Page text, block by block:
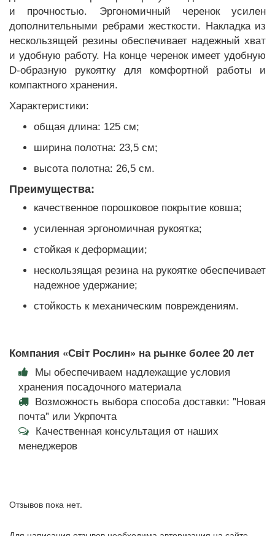
и прочностью. Эргономичный черенок усилен
дополнительными ребрами жесткости. Накладка из
нескользящей резины обеспечивает надежный хват
и удобную работу. На конце черенок имеет удобную
D-образную рукоятку для комфортной работы и
компактного хранения.
Характеристики:
общая длина: 125 см;
ширина полотна: 23,5 см;
высота полотна: 26,5 см.
Преимущества:
качественное порошковое покрытие ковша;
усиленная эргономичная рукоятка;
стойкая к деформации;
нескользящая резина на рукоятке обеспечивает
надежное удержание;
стойкость к механическим повреждениям.
Компания «Світ Рослин» на рынке более 20 лет
Мы обеспечиваем надлежащие условия
хранения посадочного материала
Возможность выбора способа доставки: "Новая
почта" или Укрпочта
Качественная консультация от наших
менеджеров
Отзывов пока нет.